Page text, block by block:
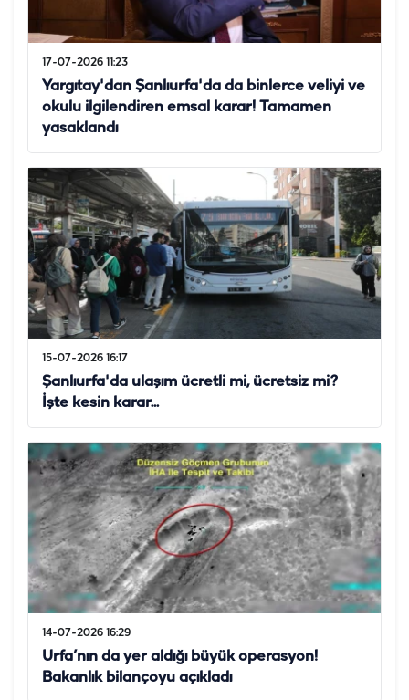
17-07-2026 11:23
Yargıtay'dan Şanlıurfa'da da binlerce veliyi ve
okulu ilgilendiren emsal karar! Tamamen
yasaklandı
15-07-2026 16:17
Şanlıurfa'da ulaşım ücretli mi, ücretsiz mi?
İşte kesin karar...
14-07-2026 16:29
Urfa’nın da yer aldığı büyük operasyon!
Bakanlık bilançoyu açıkladı